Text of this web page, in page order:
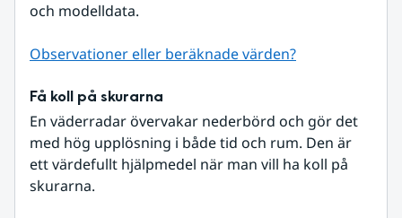
och modelldata.
Observationer eller beräknade värden?
Få koll på skurarna
En väderradar övervakar nederbörd och gör det
med hög upplösning i både tid och rum. Den är
ett värdefullt hjälpmedel när man vill ha koll på
skurarna.